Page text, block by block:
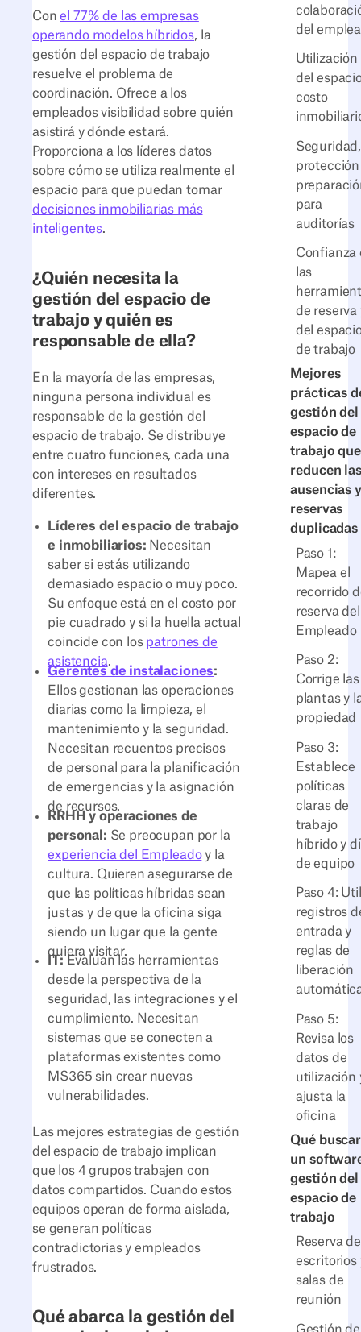
del
Utilización
del
costo
Seguridad,
protección
para
auditorías
Confianza
las
de reserva
del
de trabajo
Mejores
prácticas
gestión del
espacio de
trabajo que
reducen las
ausencias
reservas
duplicadas
Paso 1:
Mapea el
recorrido
reserva del
Empleado
Paso 2:
Corrige las
plantas y
propiedad
Paso 3:
Establece
políticas
claras de
trabajo
híbrido y
de equipo
Paso 4:
registros
entrada y
reglas de
liberación
Paso 5:
Revisa los
datos de
utilización
ajusta la
oficina
Qué
un
gestión del
espacio de
trabajo
Reserva de
escritorios
salas de
reunión
Gestión de
Conel 77% de las empresas
operando modelos híbridos, la
gestión del espacio de trabajo
resuelve el problema de
coordinación. Ofrece a los
empleados visibilidad sobre quién
asistirá y dónde estará.
Proporciona a los líderes datos
sobre cómo se utiliza realmente el
espacio para que puedan tomar
decisiones inmobiliarias más
inteligentes.
¿Quién necesita la
gestión del espacio de
trabajo y quién es
responsable de ella?
En la mayoría de las empresas,
ninguna persona individual es
responsable de la gestión del
espacio de trabajo. Se distribuye
entre cuatro funciones, cada una
con intereses en resultados
diferentes.
Líderes del espacio de trabajo
e inmobiliarios: Necesitan
saber si estás utilizando
demasiado espacio o muy poco.
Su enfoque está en el costo por
pie cuadrado y si la huella actual
coincide con los patrones de
asistencia.
Gerentes de instalaciones:
Ellos gestionan las operaciones
diarias como la limpieza, el
mantenimiento y la seguridad.
Necesitan recuentos precisos
de personal para la planificación
de emergencias y la asignación
de recursos.
RRHH y operaciones de
personal: Se preocupan por la
experiencia del Empleadoy la
cultura. Quieren asegurarse de
que las políticas híbridas sean
justas y de que la oficina siga
siendo un lugar que la gente
quiera visitar.
IT: Evalúan las herramientas
desde la perspectiva de la
seguridad, las integraciones y el
cumplimiento. Necesitan
sistemas que se conecten a
plataformas existentes como
MS365 sin crear nuevas
vulnerabilidades.
Las mejores estrategias de gestión
del espacio de trabajo implican
que los 4 grupos trabajen con
datos compartidos. Cuando estos
equipos operan de forma aislada,
se generan políticas
contradictorias y empleados
frustrados.
Qué abarca la gestión del